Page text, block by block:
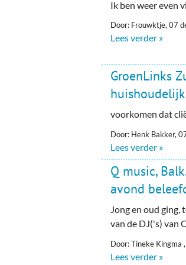
Ik ben weer even
Door: Frouwktje, 07
Lees verder »
GroenLinks
voorkomen dat
Door: Henk Bakker,
Lees verder »
Q music,
avond
Jong en oud ging,
van de DJ('s) van
Door: Tineke Kingma
Lees verder »